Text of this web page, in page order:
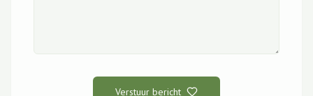
Verstuur bericht